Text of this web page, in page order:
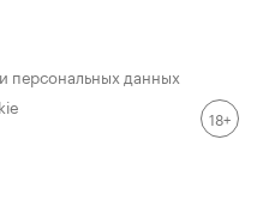
персональных данных
18+